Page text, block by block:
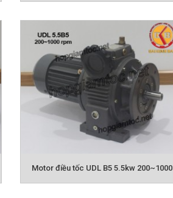
ĐIỀU TỐC CƠ KIMPO UDL
Motor điều tốc UDL B5 5.5kw 200~1000